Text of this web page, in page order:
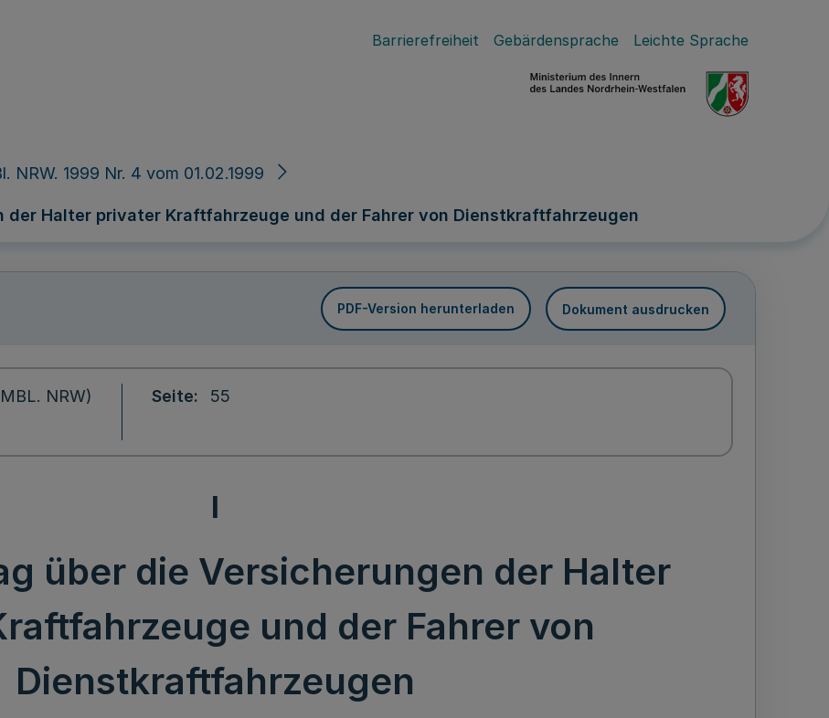
Barrierefreiheit Gebärdensprache Leichte Sprache
NRW. 1999 Nr. 4 vom 01.02.1999
der Halter privater Kraftfahrzeuge und der Fahrer von Dienstkraftfahrzeugen
PDF-Version herunterladen Dokument ausdrucken
NRW)
Seite 55
I
über die Versicherungen der Halter
und der Fahrer von
Dienstkraftfahrzeugen